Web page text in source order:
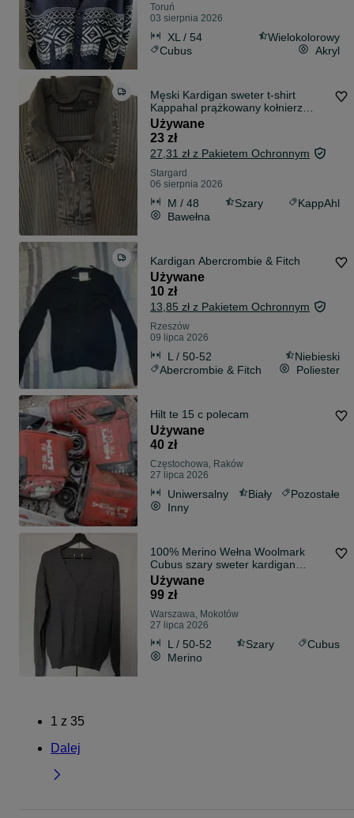
Toruń
03 sierpnia 2026
XL / 54
Wielokolorowy
Cubus
Akryl
Męski Kardigan sweter t-shirt
Kappahal prążkowany kołnierz
zamek M-L
Używane
23 zł
27,31 zł z Pakietem Ochronnym
Stargard
06 sierpnia 2026
M / 48 Szary
KappAhl
Bawełna
Kardigan Abercrombie & Fitch
Używane
10 zł
13,85 zł z Pakietem Ochronnym
Rzeszów
09 lipca 2026
L / 50-52
Niebieski
Abercrombie & Fitch
Poliester
Hilt te 15 c polecam
Używane
40 zł
Częstochowa, Raków
27 lipca 2026
Uniwersalny Biały
Pozostałe
Inny
100% Merino Wełna Woolmark
Cubus szary sweter kardigan
jakość L
Używane
99 zł
Warszawa, Mokotów
27 lipca 2026
L / 50-52 Szary
Cubus
Merino
1 z 35
Dalej